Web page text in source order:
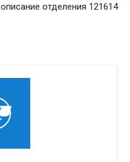
описание отделения 121614